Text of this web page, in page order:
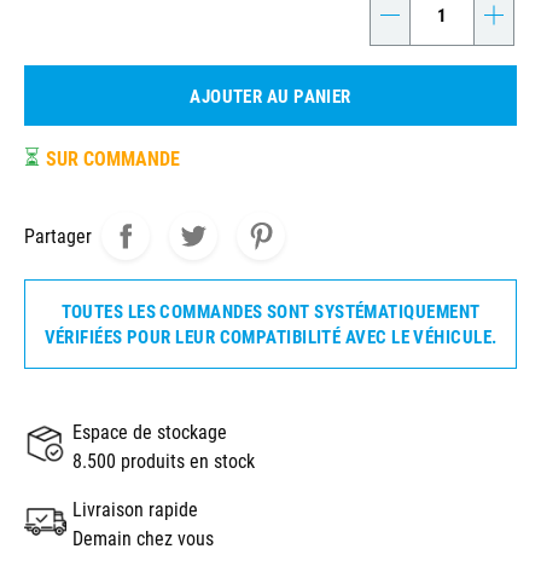
- +
AJOUTER AU PANIER
⏳ SUR COMMANDE
Partager
TOUTES LES COMMANDES SONT SYSTÉMATIQUEMENT
VÉRIFIÉES POUR LEUR COMPATIBILITÉ AVEC LE VÉHICULE.
Espace de stockage
8.500 produits en stock
Livraison rapide
Demain chez vous